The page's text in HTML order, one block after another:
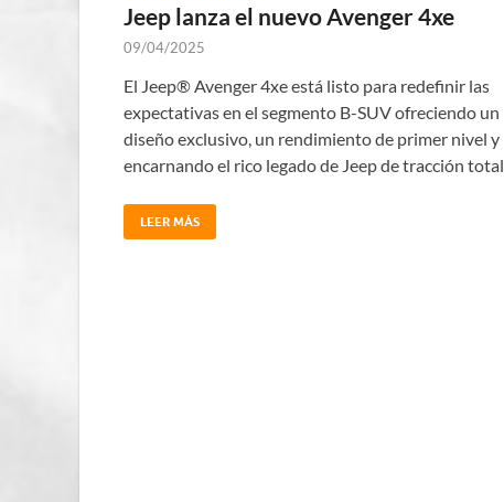
Jeep lanza el nuevo Avenger 4xe
09/04/2025
El Jeep® Avenger 4xe está listo para redefinir las
expectativas en el segmento B-SUV ofreciendo un
diseño exclusivo, un rendimiento de primer nivel y
encarnando el rico legado de Jeep de tracción total.
LEER MÁS